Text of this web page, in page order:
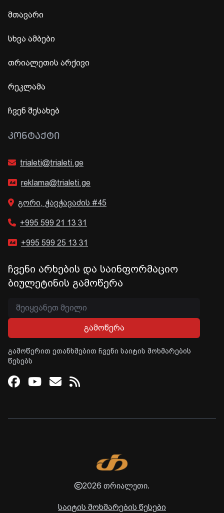
მთავარი
სხვა ამბები
თრიალეთის არქივი
რეკლამა
ჩვენ შესახებ
ᲙᲝᲜᲢᲐᲥᲢᲘ
trialeti@trialeti.ge
reklama@trialeti.ge
გორი, ჭავჭავაძის #45
+995 599 21 13 31
+995 599 25 13 31
ჩვენი არხების და საინფორმაციო
ბიულეტინის გამოწერა
გამოწერა
გამოწერით ეთანხმებით ჩვენი საიტის მოხმარების
წესებს
Facebook
Youtube
Email
RSS
2026 თრიალეთი.
საიტის მოხმარების წესები